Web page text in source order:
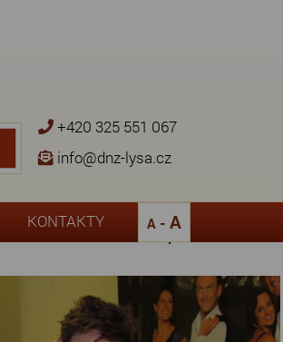
+420 325 551 067
info@dnz-lysa.cz
KONTAKTY
¨
A - A
Zpět